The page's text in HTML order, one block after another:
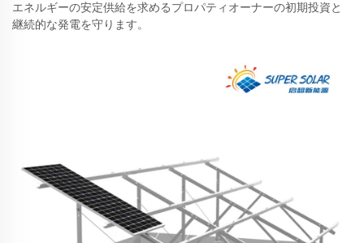
エネルギーの安定供給を求めるプロパティオーナーの初期投資と
継続的な発電を守ります。